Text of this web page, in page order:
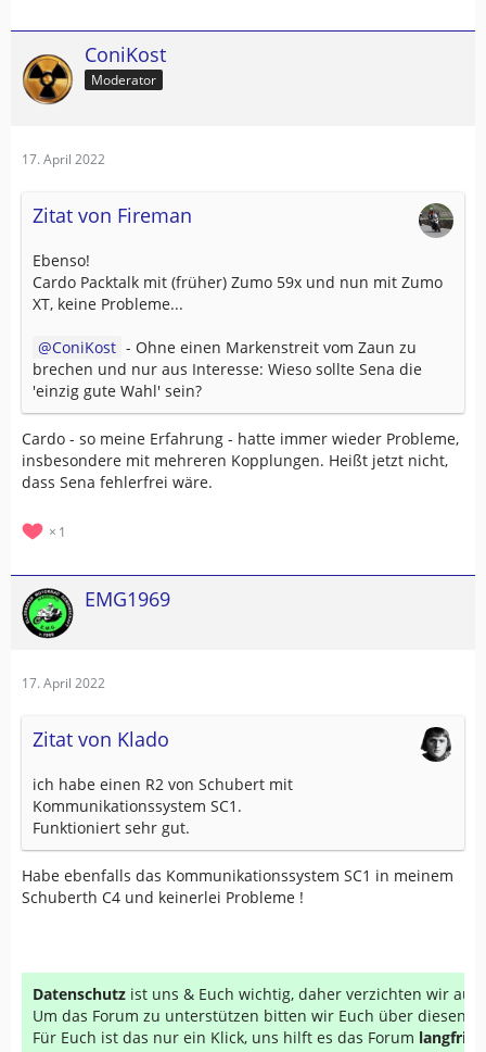
ConiKost
Moderator
17. April 2022
Zitat von Fireman
Ebenso!
Cardo Packtalk mit (früher) Zumo 59x und nun mit Zumo
XT, keine Probleme...
ConiKost - Ohne einen Markenstreit vom Zaun zu
brechen und nur aus Interesse: Wieso sollte Sena die
'einzig gute Wahl' sein?
Cardo - so meine Erfahrung - hatte immer wieder Probleme,
insbesondere mit mehreren Kopplungen. Heißt jetzt nicht,
dass Sena fehlerfrei wäre.
1
EMG1969
17. April 2022
Zitat von Klado
ich habe einen R2 von Schubert mit
Kommunikationssystem SC1.
Funktioniert sehr gut.
Habe ebenfalls das Kommunikationssystem SC1 in meinem
Schuberth C4 und keinerlei Probleme !
Datenschutz ist uns & Euch wichtig, daher verzichten wir auf
Um das Forum zu unterstützen bitten wir Euch über diesen
Für Euch ist das nur ein Klick, uns hilft es das Forum